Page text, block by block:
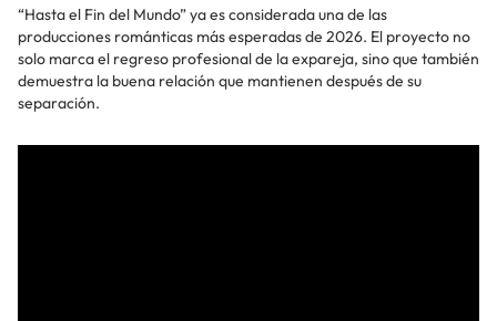
“Hasta el Fin del Mundo” ya es considerada una de las
producciones románticas más esperadas de 2026. El proyecto no
solo marca el regreso profesional de la expareja, sino que también
demuestra la buena relación que mantienen después de su
separación.